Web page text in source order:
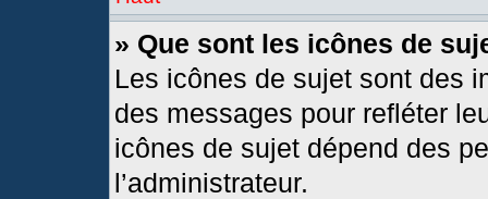
» Que sont les icônes de
Les icônes de sujet sont des
des messages pour refléter
icônes de sujet dépend des
l’administrateur.